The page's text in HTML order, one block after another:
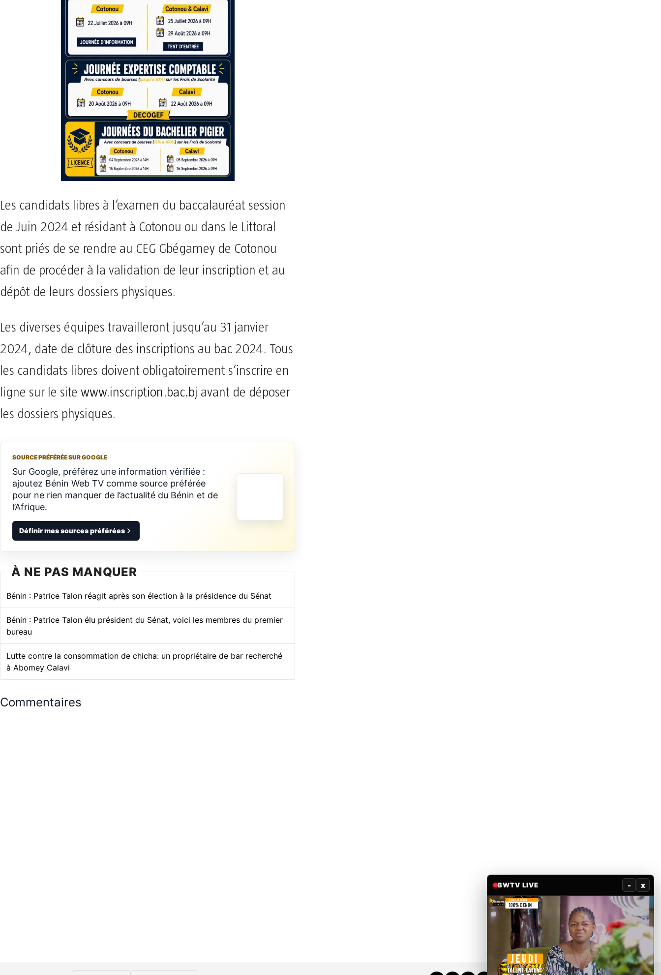
Les candidats libres à l’examen du baccalauréat session
de Juin 2024 et résidant à Cotonou ou dans le Littoral
sont priés de se rendre au CEG Gbégamey de Cotonou
afin de procéder à la validation de leur inscription et au
dépôt de leurs dossiers physiques.
Les diverses équipes travailleront jusqu’au 31 janvier
2024, date de clôture des inscriptions au bac 2024. Tous
les candidats libres doivent obligatoirement s’inscrire en
ligne sur le site www.inscription.bac.bj avant de déposer
les dossiers physiques.
SOURCE PRÉFÉRÉE SUR GOOGLE
Sur Google, préférez une information vérifiée :
ajoutez Bénin Web TV comme source préférée
pour ne rien manquer de l’actualité du Bénin et de
l’Afrique.
Définir mes sources préférées
À NE PAS MANQUER
Bénin : Patrice Talon réagit après son élection à la présidence du Sénat
Bénin : Patrice Talon élu président du Sénat, voici les membres du premier
bureau
Lutte contre la consommation de chicha: un propriétaire de bar recherché
à Abomey Calavi
Commentaires
BWTV LIVE - x